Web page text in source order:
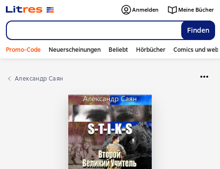
Finden
Anmelden Meine Bücher
Promo-Code Neuerscheinungen Beliebt Hörbücher Comics und
Александр Саян